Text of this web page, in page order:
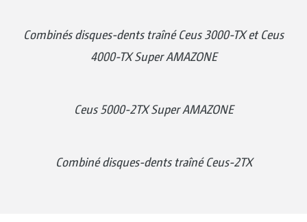
Combinés disques-dents traîné Ceus 3000-TX et Ceus
4000-TX Super AMAZONE
Ceus 5000-2TX Super AMAZONE
Combiné disques-dents traîné Ceus-2TX